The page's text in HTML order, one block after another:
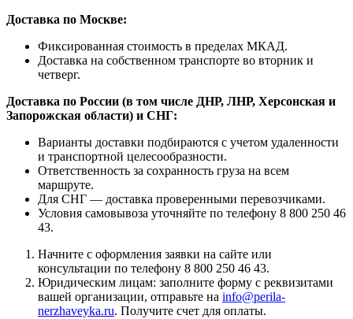
Доставка по Москве:
Фиксированная стоимость в пределах МКАД.
Доставка на собственном транспорте во вторник и
четверг.
Доставка по России (в том числе ДНР, ЛНР, Херсонская и
Запорожская области) и СНГ:
Варианты доставки подбираются с учетом удаленности
и транспортной целесообразности.
Ответственность за сохранность груза на всем
маршруте.
Для СНГ — доставка проверенными перевозчиками.
Условия самовывоза уточняйте по телефону 8 800 250 46
43.
Начните с оформления заявки на сайте или
консультации по телефону 8 800 250 46 43.
Юридическим лицам: заполните форму с реквизитами
вашей организации, отправьте на info@perila-
nerzhaveyka.ru. Получите счет для оплаты.